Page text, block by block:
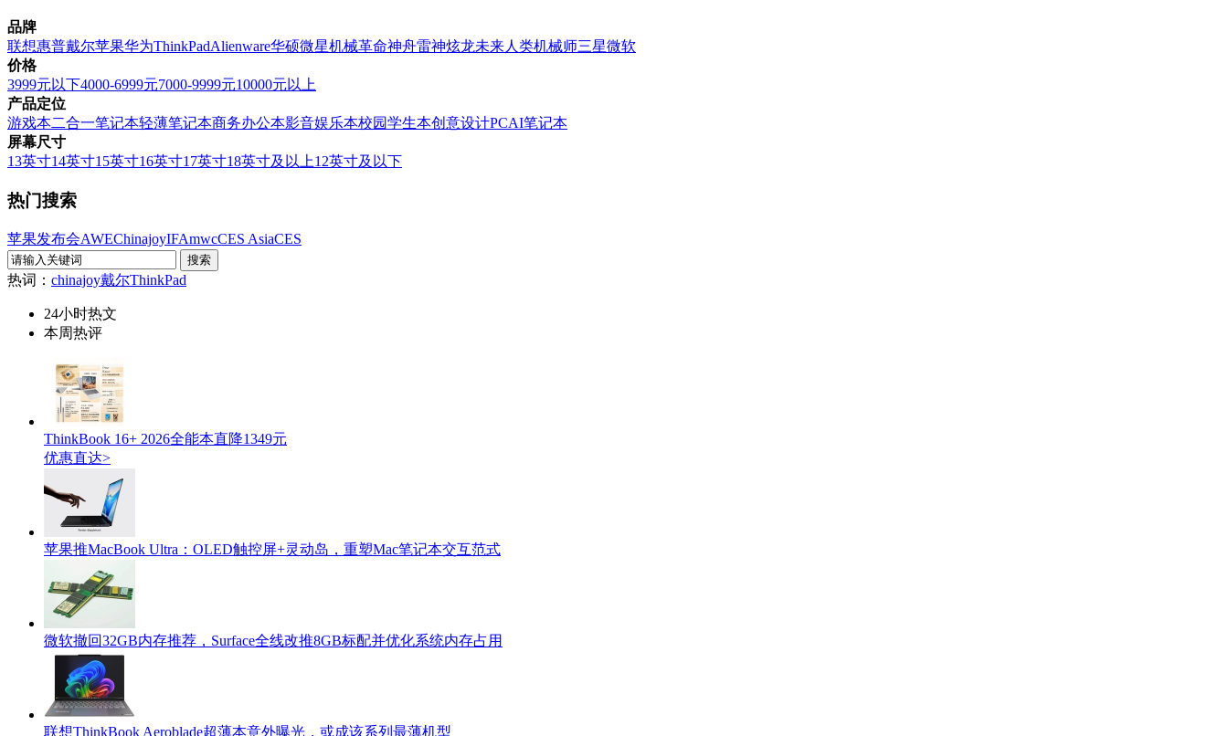
品牌
联想惠普戴尔苹果华为ThinkPadAlienware华硕微星机械革命神舟雷神炫龙未来人类机械师三星微软
价格
3999元以下4000-6999元7000-9999元10000元以上
产品定位
游戏本二合一笔记本轻薄笔记本商务办公本影音娱乐本校园学生本创意设计PCAI笔记本
屏幕尺寸
13英寸14英寸15英寸16英寸17英寸18英寸及以上12英寸及以下
热门搜索
苹果发布会AWEChinajoyIFAmwcCES AsiaCES
热词： chinajoy戴尔ThinkPad
24小时热文
本周热评
ThinkBook 16+ 2026全能本直降1349元
优惠直达>
苹果推MacBook Ultra：OLED触控屏+灵动岛，重塑Mac笔记本交互范式
微软撤回32GB内存推荐，Surface全线改推8GB标配并优化系统内存占用
联想ThinkBook Aeroblade超薄本意外曝光，或成该系列最薄机型